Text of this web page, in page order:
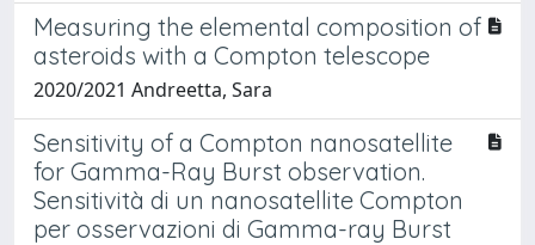
Measuring the elemental composition of
asteroids with a Compton telescope
2020/2021 Andreetta, Sara
Sensitivity of a Compton nanosatellite
for Gamma-Ray Burst observation.
Sensitività di un nanosatellite Compton
per osservazioni di Gamma-ray Burst